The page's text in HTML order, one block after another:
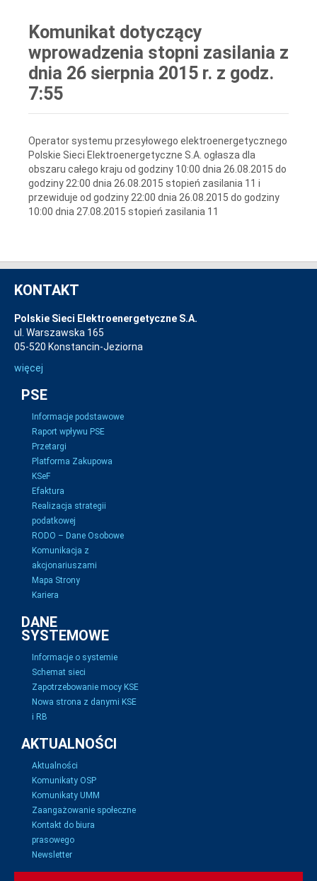
Komunikat dotyczący
wprowadzenia stopni zasilania z
dnia 26 sierpnia 2015 r. z godz.
7:55
Operator systemu przesyłowego elektroenergetycznego
Polskie Sieci Elektroenergetyczne S.A. ogłasza dla
obszaru całego kraju od godziny 10:00 dnia 26.08.2015 do
godziny 22:00 dnia 26.08.2015 stopień zasilania 11 i
przewiduje od godziny 22:00 dnia 26.08.2015 do godziny
10:00 dnia 27.08.2015 stopień zasilania 11
KONTAKT
Polskie Sieci Elektroenergetyczne S.A.
ul. Warszawska 165
05-520 Konstancin-Jeziorna
więcej
PSE
Informacje podstawowe
Raport wpływu PSE
Przetargi
Platforma Zakupowa
KSeF
Efaktura
Realizacja strategii
podatkowej
RODO – Dane Osobowe
Komunikacja z
akcjonariuszami
Mapa Strony
Kariera
DANE
SYSTEMOWE
Informacje o systemie
Schemat sieci
Zapotrzebowanie mocy KSE
Nowa strona z danymi KSE
i RB
AKTUALNOŚCI
Aktualności
Komunikaty OSP
Komunikaty UMM
Zaangażowanie społeczne
Kontakt do biura
prasowego
Newsletter